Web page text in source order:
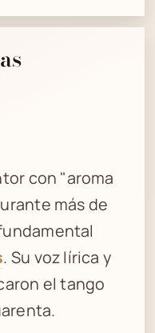
con "aroma
más de
. Su voz lírica y
el tango